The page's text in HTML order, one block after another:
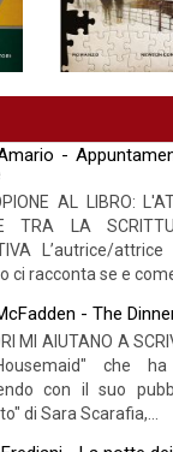
-
AL LIBRO:
TRA LA
L’autrice/
ci racconta se e
- The
MI AIUTANO A
che
con il suo
di Sara Scarafia,...